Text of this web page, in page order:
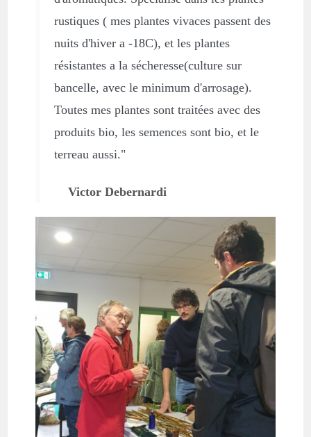
rustiques ( mes plantes vivaces passent des
nuits d'hiver a -18C), et les plantes
résistantes a la sécheresse(culture sur
bancelle, avec le minimum d'arrosage).
Toutes mes plantes sont traitées avec des
produits bio, les semences sont bio, et le
terreau aussi."
Victor Debernardi